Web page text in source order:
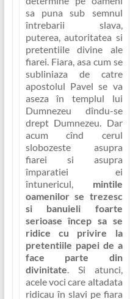
sa puna sub semnul
întrebarii slava,
puterea, autoritatea si
pretentiile divine ale
fiarei. Fiara, asa cum se
subliniaza de catre
apostolul Pavel se va
aseza în templul lui
Dumnezeu dîndu-se
drept Dumnezeu. Dar
acum cînd cerul
slobozeste asupra
fiarei si asupra
împaratiei ei
întunericul, mintile
oamenilor se trezesc
si banuieli foarte
serioase încep sa se
ridice cu privire la
pretentiile papei de a
face parte din
divinitate. Si atunci,
acele voci care altadata
ridicau în slavi pe fiara